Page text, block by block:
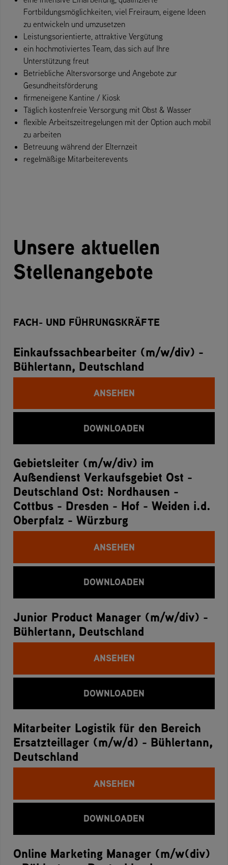
Fortbildungsmöglichkeiten, viel Freiraum, eigene Ideen
zu entwickeln und umzusetzen
Leistungsorientierte, attraktive Vergütung
ein hochmotiviertes Team, das sich auf Ihre
Unterstützung freut
Betriebliche Altersvorsorge und Angebote zur
Gesundheitsförderung
firmeneigene Kantine / Kiosk
Täglich kostenfreie Versorgung mit Obst & Wasser
flexible Arbeitszeitregelungen mit der Option auch mobil
zu arbeiten
Betreuung während der Elternzeit
regelmäßige Mitarbeiterevents
Unsere aktuellen
Stellenangebote
FACH- UND FÜHRUNGSKRÄFTE
Einkaufssachbearbeiter (m/w/div) -
Bühlertann, Deutschland
ANSEHEN
DOWNLOADEN
Gebietsleiter (m/w/div) im
Außendienst Verkaufsgebiet Ost -
Deutschland Ost: Nordhausen -
Cottbus - Dresden - Hof - Weiden i.d.
Oberpfalz - Würzburg
ANSEHEN
DOWNLOADEN
Junior Product Manager (m/w/div) -
Bühlertann, Deutschland
ANSEHEN
DOWNLOADEN
Mitarbeiter Logistik für den Bereich
Ersatzteillager (m/w/d) - Bühlertann,
Deutschland
ANSEHEN
DOWNLOADEN
Online Marketing Manager (m/w(div)